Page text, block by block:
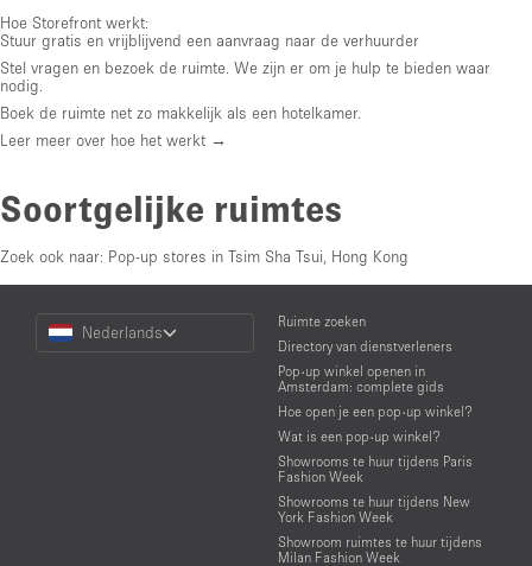
Hoe Storefront werkt:
Stuur gratis en vrijblijvend een aanvraag naar de verhuurder
Stel vragen en bezoek de ruimte. We zijn er om je hulp te bieden waar
nodig.
Boek de ruimte net zo makkelijk als een hotelkamer.
Leer meer over hoe het werkt →
Soortgelijke ruimtes
Zoek ook naar: Pop-up stores in Tsim Sha Tsui, Hong Kong
Choose
Language
Nederlands
Ruimte zoeken
Directory van dienstverleners
Pop-up winkel openen in
Amsterdam: complete gids
Hoe open je een pop-up winkel?
Wat is een pop-up winkel?
Showrooms te huur tijdens Paris
Fashion Week
Showrooms te huur tijdens New
York Fashion Week
Showroom ruimtes te huur tijdens
Milan Fashion Week